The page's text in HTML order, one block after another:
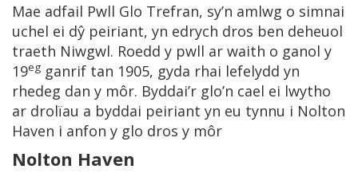
Mae adfail Pwll Glo Trefran, sy’n amlwg o simnai
uchel ei dŷ peiriant, yn edrych dros ben deheuol
traeth Niwgwl. Roedd y pwll ar waith o ganol y
19eg ganrif tan 1905, gyda rhai lefelydd yn
rhedeg dan y môr. Byddai’r glo’n cael ei lwytho
ar drolïau a byddai peiriant yn eu tynnu i Nolton
Haven i anfon y glo dros y môr
Nolton Haven